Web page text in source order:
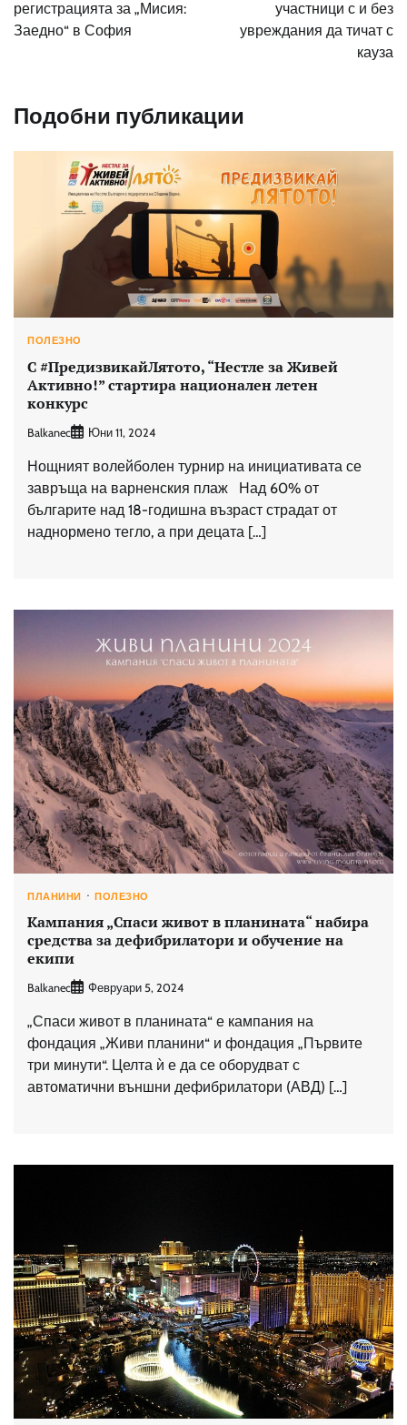
регистрацията за „Мисия:
Заедно“ в София
участници с и без
увреждания да тичат с
кауза
Подобни публикации
ПОЛЕЗНО
С #ПредизвикайЛятото, “Нестле за Живей
Активно!” стартира национален летен
конкурс
Balkanec Юни 11, 2024
Нощният волейболен турнир на инициативата се
завръща на варненския плаж Над 60% от
българите над 18-годишна възраст страдат от
наднормено тегло, а при децата […]
ПЛАНИНИ ПОЛЕЗНО
Кампания „Спаси живот в планината“ набира
средства за дефибрилатори и обучение на
екипи
Balkanec Февруари 5, 2024
„Спаси живот в планината“ е кампания на
фондация „Живи планини“ и фондация „Първите
три минути“. Целта ѝ е да се оборудват с
автоматични външни дефибрилатори (АВД) […]